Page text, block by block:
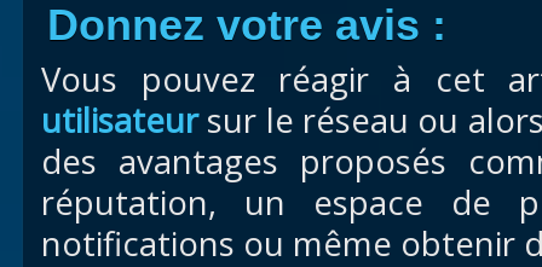
Donnez votre avis :
Vous pouvez réagir à cet
utilisateursur le réseau ou
des avantages proposés
réputation, un espace de
notifications ou même obtenir